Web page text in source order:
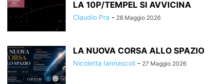
LA 10P/TEMPEL SI AVVICINA
Claudio Pra - 28 Maggio 2026
LA NUOVA CORSA ALLO SPAZIO
Nicoletta Iannascoli - 27 Maggio 2026